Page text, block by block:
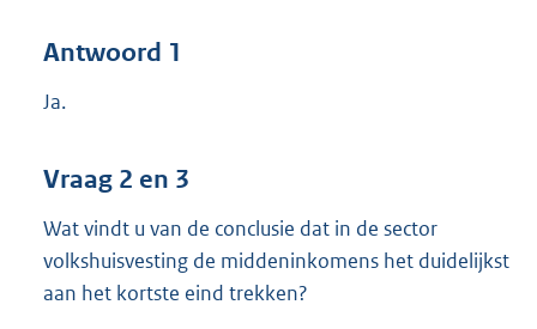
Antwoord 1
Ja.
Vraag 2 en 3
Wat vindt u van de conclusie dat in de sector
volkshuisvesting de middeninkomens het duidelijkst
aan het kortste eind trekken?